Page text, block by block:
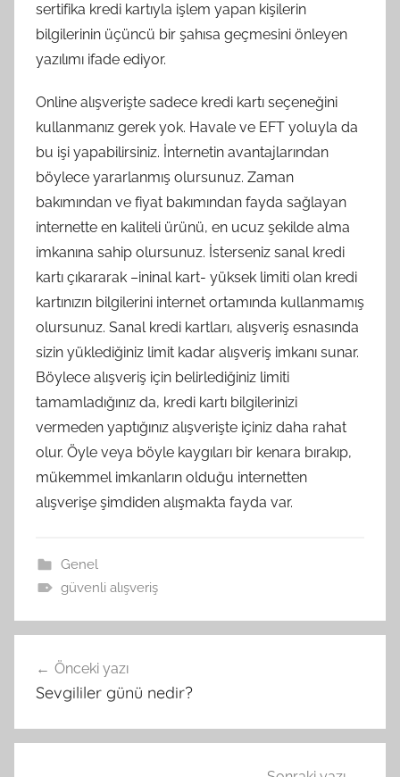
sertifika kredi kartıyla işlem yapan kişilerin
bilgilerinin üçüncü bir şahısa geçmesini önleyen
yazılımı ifade ediyor.
Online alışverişte sadece kredi kartı seçeneğini
kullanmanız gerek yok. Havale ve EFT yoluyla da
bu işi yapabilirsiniz. İnternetin avantajlarından
böylece yararlanmış olursunuz. Zaman
bakımından ve fiyat bakımından fayda sağlayan
internette en kaliteli ürünü, en ucuz şekilde alma
imkanına sahip olursunuz. İsterseniz sanal kredi
kartı çıkararak –ininal kart- yüksek limiti olan kredi
kartınızın bilgilerini internet ortamında kullanmamış
olursunuz. Sanal kredi kartları, alışveriş esnasında
sizin yüklediğiniz limit kadar alışveriş imkanı sunar.
Böylece alışveriş için belirlediğiniz limiti
tamamladığınız da, kredi kartı bilgilerinizi
vermeden yaptığınız alışverişte içiniz daha rahat
olur. Öyle veya böyle kaygıları bir kenara bırakıp,
mükemmel imkanların olduğu internetten
alışverişe şimdiden alışmakta fayda var.
Genel
güvenli alışveriş
gezinmesi
Önceki yazı
Sevgililer günü nedir?